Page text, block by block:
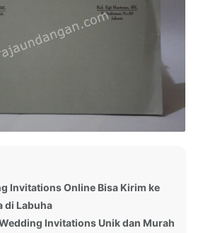
Invitations Online Bisa Kirim ke
di Labuha
Invitations Unik dan Murah